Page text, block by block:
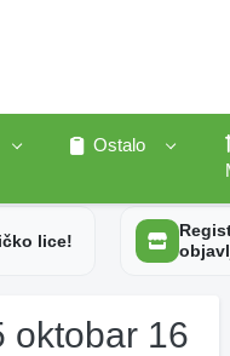
Ostalo
lice!
oktobar 16